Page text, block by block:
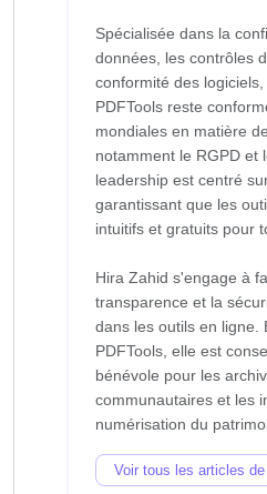
Spécialisée dans la
données, les contrôles
conformité des
PDFTools reste
mondiales en matière
notamment le RGPD et
leadership est centré
garantissant que les
intuitifs et gratuits pour
Hira Zahid s'engage à
transparence et la
dans les outils en ligne.
PDFTools, elle est
bénévole pour les
communautaires et les
Voir tous les articles